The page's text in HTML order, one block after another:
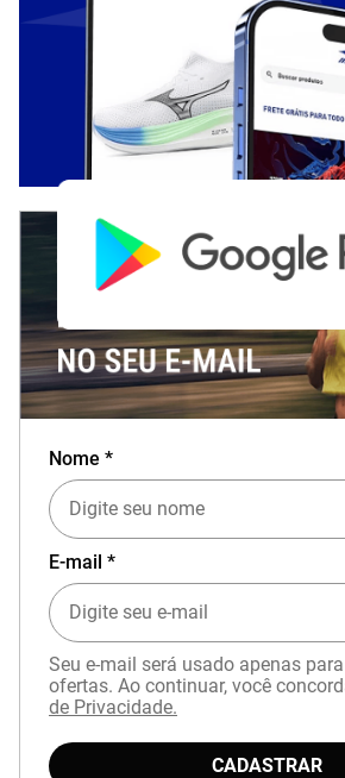
Nome *
E-mail *
Seu e-mail será usado apenas
ofertas. Ao continuar, você
de Privacidade.
CADASTRAR